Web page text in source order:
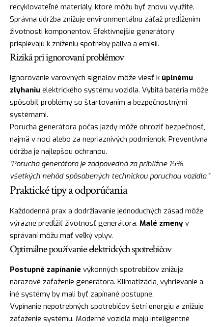
recyklovateľné materiály, ktoré môžu byť znovu využité.
Správna údržba znižuje environmentálnu záťaž predĺžením
životnosti komponentov. Efektívnejšie generátory
prispievajú k zníženiu spotreby paliva a emisií.
Riziká pri ignorovaní problémov
Ignorovanie varovných signálov môže viesť k úplnému
zlyhaniu elektrického systému vozidla. Vybitá batéria môže
spôsobiť problémy so štartovaním a bezpečnostnými
systémami.
Porucha generátora počas jazdy môže ohroziť bezpečnosť,
najmä v noci alebo za nepriaznivých podmienok. Preventívna
údržba je najlepšou ochranou.
"Porucha generátora je zodpovedná za približne 15%
všetkých nehôd spôsobených technickou poruchou vozidla."
Praktické tipy a odporúčania
Každodenná prax a dodržiavanie jednoduchých zásad môže
výrazne predĺžiť životnosť generátora. Malé zmeny v
správaní môžu mať veľký vplyv.
Optimálne používanie elektrických spotrebičov
Postupné zapínanie výkonných spotrebičov znižuje
nárazové zaťaženie generátora. Klimatizácia, vyhrievanie a
iné systémy by mali byť zapínané postupne.
Vypínanie nepotrebných spotrebičov šetrí energiu a znižuje
zaťaženie systému. Moderné vozidlá majú inteligentné